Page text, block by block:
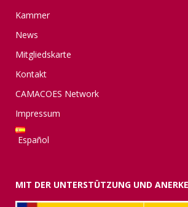
Kammer
News
Mitgliedskarte
Kontakt
CAMACOES Network
Impressum
Español
MIT DER UNTERSTÜTZUNG UND